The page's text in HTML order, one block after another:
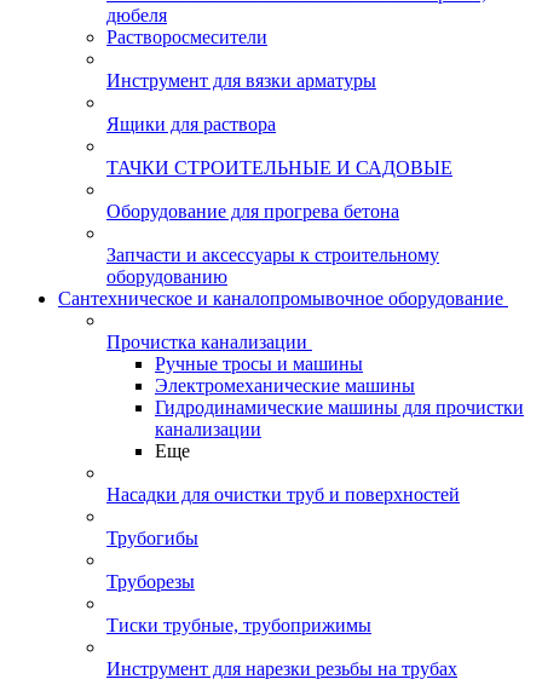
дюбеля
Растворосмесители
Инструмент для вязки арматуры
Ящики для раствора
ТАЧКИ СТРОИТЕЛЬНЫЕ И САДОВЫЕ
Оборудование для прогрева бетона
Запчасти и аксессуары к строительному
оборудованию
Сантехническое и каналопромывочное оборудование
Прочистка канализации
Ручные тросы и машины
Электромеханические машины
Гидродинамические машины для прочистки
канализации
Еще
Насадки для очистки труб и поверхностей
Трубогибы
Труборезы
Тиски трубные, трубоприжимы
Инструмент для нарезки резьбы на трубах